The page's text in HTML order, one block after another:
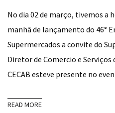
No dia 02 de março, tivemos a
manhã de lançamento do 46°
Supermercados a convite do
Diretor de Comercio e Serviços
CECAB esteve presente no
READ MORE